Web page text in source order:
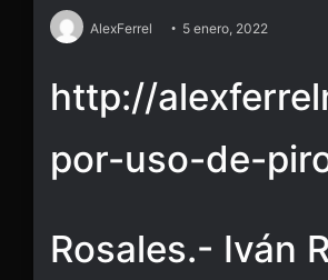
AlexFerrel 5 enero, 2022
http://
por-uso-de-
Rosales.- Iván